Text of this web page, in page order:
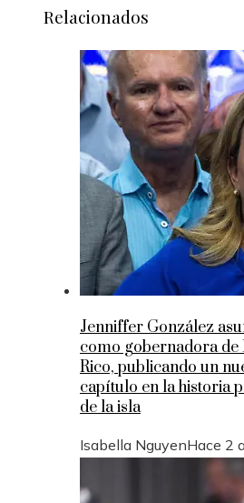
Relacionados
Jenniffer González
como gobernadora de
Rico, publicando un
capítulo en la historia
de la isla
Isabella NguyenHace 2